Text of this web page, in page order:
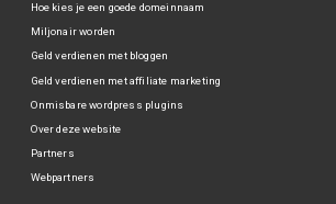
Hoe kies je een goede domeinnaam
Miljonair worden
Geld verdienen met bloggen
Geld verdienen met affiliate marketing
Onmisbare wordpress plugins
Over deze website
Partners
Webpartners